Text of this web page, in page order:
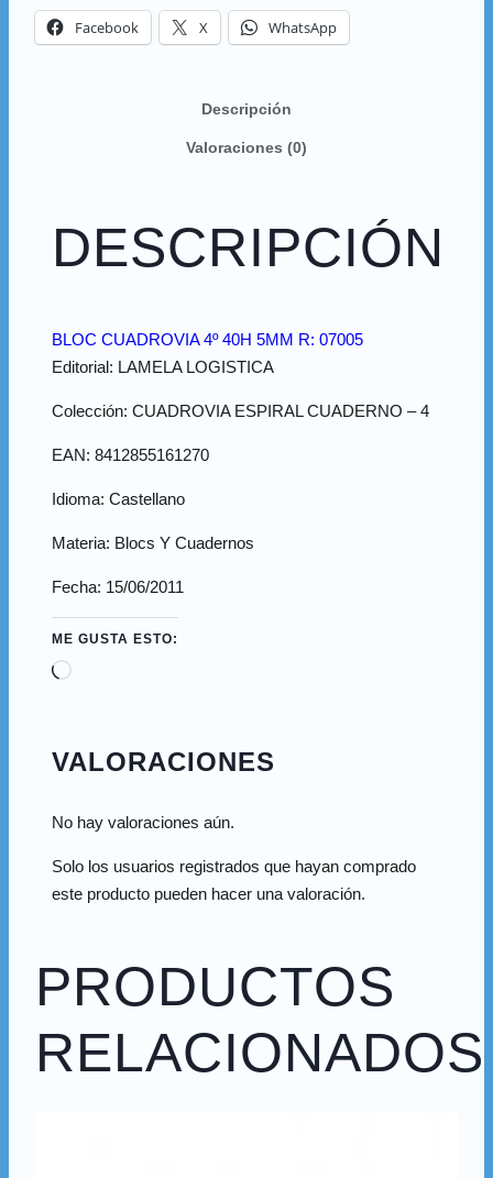
Facebook X WhatsApp
Descripción
Valoraciones (0)
DESCRIPCIÓN
BLOC CUADROVIA 4º 40H 5MM R: 07005
Editorial: LAMELA LOGISTICA
Colección: CUADROVIA ESPIRAL CUADERNO – 4
EAN: 8412855161270
Idioma: Castellano
Materia: Blocs Y Cuadernos
Fecha: 15/06/2011
ME GUSTA ESTO:
Cargando...
VALORACIONES
No hay valoraciones aún.
Solo los usuarios registrados que hayan comprado
este producto pueden hacer una valoración.
PRODUCTOS
RELACIONADOS